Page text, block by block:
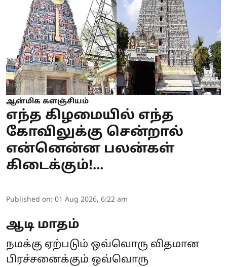
ஆன்மிக களஞ்சியம்
எந்த கிழமையில் எந்த
கோவிலுக்கு சென்றால்
என்னென்ன பலன்கள்
கிடைக்கும்!...
Published on: 01 Aug 2026, 6:22 am
ஆடி மாதம்
நமக்கு ஏற்படும் ஒவ்வொரு விதமான
பிரச்சனைக்கும் ஒவ்வொரு